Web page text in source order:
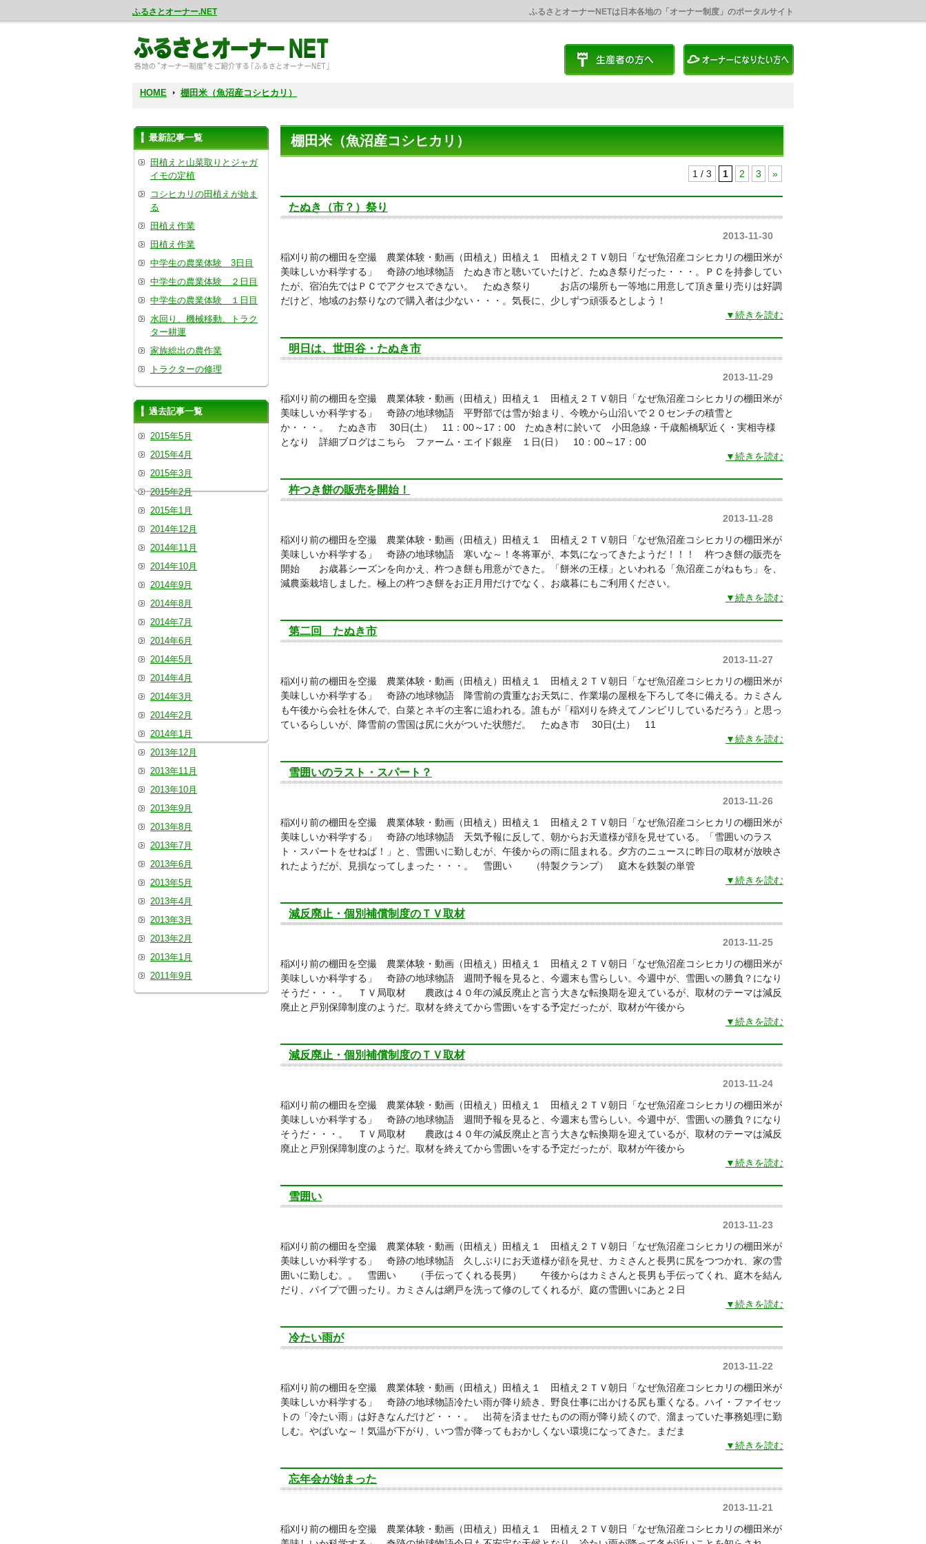
ふるさとオーナー.NET ふるさとオーナーNETは日本各地の「オーナー制度」のポータルサイト
HOME 棚田米（魚沼産コシヒカリ）
棚田米（魚沼産コシヒカリ）
1 / 3 1 2 3 »
たぬき（市？）祭り
2013-11-30
稲刈り前の棚田を空撮 農業体験・動画（田植え）田植え１ 田植え２ＴＶ朝日「なぜ魚沼産コシヒカリの棚田米が
美味しいか科学する」 奇跡の地球物語 たぬき市と聴いていたけど、たぬき祭りだった・・・。ＰＣを持参してい
たが、宿泊先ではＰＣでアクセスできない。 たぬき祭り お店の場所も一等地に用意して頂き量り売りは好調
だけど、地域のお祭りなので購入者は少ない・・・。気長に、少しずつ頑張るとしよう！
▼続きを読む
明日は、世田谷・たぬき市
2013-11-29
稲刈り前の棚田を空撮 農業体験・動画（田植え）田植え１ 田植え２ＴＶ朝日「なぜ魚沼産コシヒカリの棚田米が
美味しいか科学する」 奇跡の地球物語 平野部では雪が始まり、今晩から山沿いで２０センチの積雪と
か・・・。 たぬき市 30日(土） 11：00～17：00 たぬき村に於いて 小田急線・千歳船橋駅近く・実相寺様
となり 詳細ブログはこちら ファーム・エイド銀座 １日(日） 10：00～17：00
▼続きを読む
杵つき餅の販売を開始！
2013-11-28
稲刈り前の棚田を空撮 農業体験・動画（田植え）田植え１ 田植え２ＴＶ朝日「なぜ魚沼産コシヒカリの棚田米が
美味しいか科学する」 奇跡の地球物語 寒いな～！冬将軍が、本気になってきたようだ！！！ 杵つき餅の販売を
開始 お歳暮シーズンを向かえ、杵つき餅も用意ができた。「餅米の王様」といわれる「魚沼産こがねもち」を、
減農薬栽培しました。極上の杵つき餅をお正月用だけでなく、お歳暮にもご利用ください。
▼続きを読む
第二回 たぬき市
2013-11-27
稲刈り前の棚田を空撮 農業体験・動画（田植え）田植え１ 田植え２ＴＶ朝日「なぜ魚沼産コシヒカリの棚田米が
美味しいか科学する」 奇跡の地球物語 降雪前の貴重なお天気に、作業場の屋根を下ろして冬に備える。カミさん
も午後から会社を休んで、白菜とネギの主客に追われる。誰もが「稲刈りを終えてノンビリしているだろう」と思っ
ているらしいが、降雪前の雪国は尻に火がついた状態だ。 たぬき市 30日(土） 11
▼続きを読む
雪囲いのラスト・スパート？
2013-11-26
稲刈り前の棚田を空撮 農業体験・動画（田植え）田植え１ 田植え２ＴＶ朝日「なぜ魚沼産コシヒカリの棚田米が
美味しいか科学する」 奇跡の地球物語 天気予報に反して、朝からお天道様が顔を見せている。「雪囲いのラス
ト・スパートをせねば！」と、雪囲いに勤しむが、午後からの雨に阻まれる。夕方のニュースに昨日の取材が放映さ
れたようだが、見損なってしまった・・・。 雪囲い （特製クランプ） 庭木を鉄製の単管
▼続きを読む
減反廃止・個別補償制度のＴＶ取材
2013-11-25
稲刈り前の棚田を空撮 農業体験・動画（田植え）田植え１ 田植え２ＴＶ朝日「なぜ魚沼産コシヒカリの棚田米が
美味しいか科学する」 奇跡の地球物語 週間予報を見ると、今週末も雪らしい。今週中が、雪囲いの勝負？になり
そうだ・・・。 ＴＶ局取材 農政は４０年の減反廃止と言う大きな転換期を迎えているが、取材のテーマは減反
廃止と戸別保障制度のようだ。取材を終えてから雪囲いをする予定だったが、取材が午後から
▼続きを読む
減反廃止・個別補償制度のＴＶ取材
2013-11-24
稲刈り前の棚田を空撮 農業体験・動画（田植え）田植え１ 田植え２ＴＶ朝日「なぜ魚沼産コシヒカリの棚田米が
美味しいか科学する」 奇跡の地球物語 週間予報を見ると、今週末も雪らしい。今週中が、雪囲いの勝負？になり
そうだ・・・。 ＴＶ局取材 農政は４０年の減反廃止と言う大きな転換期を迎えているが、取材のテーマは減反
廃止と戸別保障制度のようだ。取材を終えてから雪囲いをする予定だったが、取材が午後から
▼続きを読む
雪囲い
2013-11-23
稲刈り前の棚田を空撮 農業体験・動画（田植え）田植え１ 田植え２ＴＶ朝日「なぜ魚沼産コシヒカリの棚田米が
美味しいか科学する」 奇跡の地球物語 久しぶりにお天道様が顔を見せ、カミさんと長男に尻をつつかれ、家の雪
囲いに勤しむ。。 雪囲い （手伝ってくれる長男） 午後からはカミさんと長男も手伝ってくれ、庭木を結ん
だり、パイプで囲ったり。カミさんは網戸を洗って修のしてくれるが、庭の雪囲いにあと２日
▼続きを読む
冷たい雨が
2013-11-22
稲刈り前の棚田を空撮 農業体験・動画（田植え）田植え１ 田植え２ＴＶ朝日「なぜ魚沼産コシヒカリの棚田米が
美味しいか科学する」 奇跡の地球物語冷たい雨が降り続き、野良仕事に出かける尻も重くなる。ハイ・ファイセッ
トの「冷たい雨」は好きなんだけど・・・。 出荷を済ませたものの雨が降り続くので、溜まっていた事務処理に勤
しむ。やばいな～！気温が下がり、いつ雪が降ってもおかしくない環境になってきた。まだま
▼続きを読む
忘年会が始まった
2013-11-21
稲刈り前の棚田を空撮 農業体験・動画（田植え）田植え１ 田植え２ＴＶ朝日「なぜ魚沼産コシヒカリの棚田米が
最新記事一覧
田植えと山菜取りとジャガ
イモの定植
コシヒカリの田植えが始ま
る
田植え作業
田植え作業
中学生の農業体験 3日目
中学生の農業体験 ２日目
中学生の農業体験 １日目
水回り、機械移動、トラク
ター耕運
家族総出の農作業
トラクターの修理
過去記事一覧
2015年5月
2015年4月
2015年3月
2015年2月
2015年1月
2014年12月
2014年11月
2014年10月
2014年9月
2014年8月
2014年7月
2014年6月
2014年5月
2014年4月
2014年3月
2014年2月
2014年1月
2013年12月
2013年11月
2013年10月
2013年9月
2013年8月
2013年7月
2013年6月
2013年5月
2013年4月
2013年3月
2013年2月
2013年1月
2011年9月